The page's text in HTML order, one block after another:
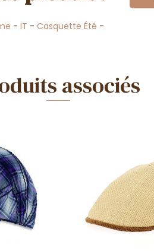
- IT - Casquette Été -
associés